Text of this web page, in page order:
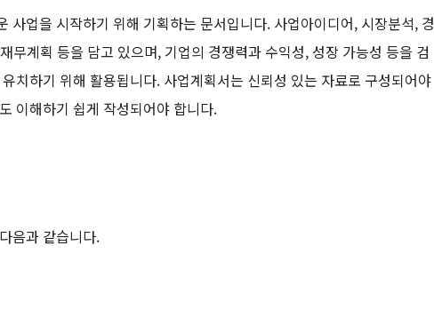
사업을 시작하기 위해 기획하는 문서입니다. 사업아이디어, 시장분석, 경
무계획 등을 담고 있으며, 기업의 경쟁력과 수익성, 성장 가능성 등을 검
치하기 위해 활용됩니다. 사업계획서는 신뢰성 있는 자료로 구성되어야
이해하기 쉽게 작성되어야 합니다.
음과 같습니다.